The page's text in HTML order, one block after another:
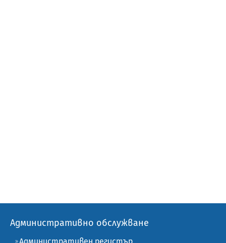
Административно обслужване